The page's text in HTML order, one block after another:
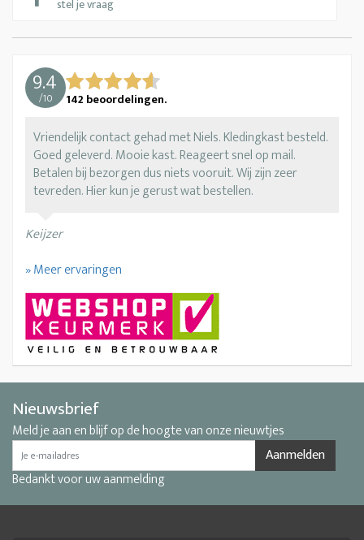
stel je vraag
9.4
/10 142 beoordelingen.
Vriendelijk contact gehad met Niels. Kledingkast besteld.
Goed geleverd. Mooie kast. Reageert snel op mail.
Betalen bij bezorgen dus niets vooruit. Wij zijn zeer
tevreden. Hier kun je gerust wat bestellen.
Keijzer
» Meer ervaringen
Nieuwsbrief
Meld je aan en blijf op de hoogte van onze nieuwtjes
Aanmelden
Bedankt voor uw aanmelding